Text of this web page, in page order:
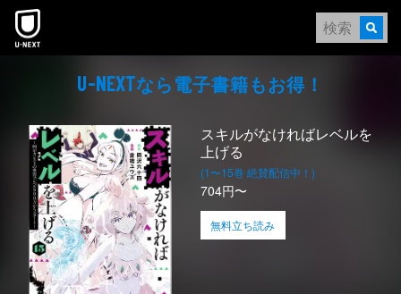
本文へスキップ
U-NEXTなら電⼦書籍もお得！
スキルがなければレベルを
上げる
(1〜15巻 絶賛配信中！)
704円〜
無料立ち読み